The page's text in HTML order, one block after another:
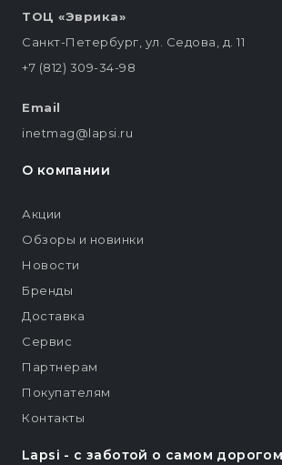
Lapsi - c заботой о самом
ТОЦ «Эврика»
Санкт-Петербург, ул. Седова, д. 11
+7 (812) 309-34-98
Email
inetmag@lapsi.ru
О компании
Акции
Обзоры и новинки
Новости
Бренды
Доставка
Сервис
Партнерам
Покупателям
Контакты